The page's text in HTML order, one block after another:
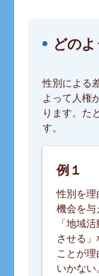
どの
性別による
よって人権
ります。た
す。
例１
性別を理
機会を与
「地域
させる
ことが
いかない。